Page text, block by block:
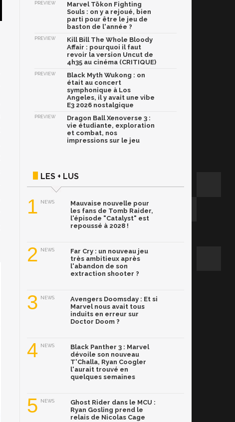
PREVIEW
Marvel Tōkon Fighting
Souls : on y a rejoué, bien
parti pour être le jeu de
baston de l'année ?
PREVIEW
Kill Bill The Whole Bloody
Affair : pourquoi il faut
revoir la version Uncut de
4h35 au cinéma (CRITIQUE)
PREVIEW
Black Myth Wukong : on
était au concert
symphonique à Los
Angeles, il y avait une vibe
E3 2026 nostalgique
PREVIEW
Dragon Ball Xenoverse 3 :
vie étudiante, exploration
et combat, nos
impressions sur le jeu
LES + LUS
1 NEWS
Mauvaise nouvelle pour
les fans de Tomb Raider,
l'épisode "Catalyst" est
repoussé à 2028 !
2 NEWS
Far Cry : un nouveau jeu
très ambitieux après
l'abandon de son
extraction shooter ?
3 NEWS
Avengers Doomsday : Et si
Marvel nous avait tous
induits en erreur sur
Doctor Doom ?
4 NEWS
Black Panther 3 : Marvel
dévoile son nouveau
T'Challa, Ryan Coogler
l'aurait trouvé en
quelques semaines
5 NEWS
Ghost Rider dans le MCU :
Ryan Gosling prend le
relais de Nicolas Cage